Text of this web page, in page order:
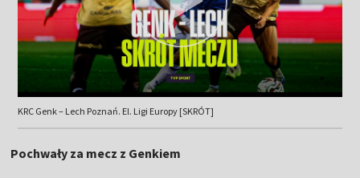
KRC Genk – Lech Poznań. El. Ligi Europy [SKRÓT]
Pochwały za mecz z Genkiem